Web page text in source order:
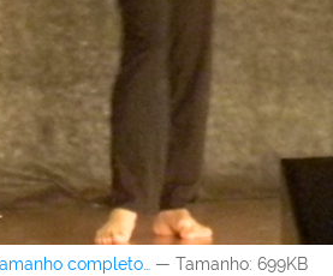
completo… — Tamanho: 699KB